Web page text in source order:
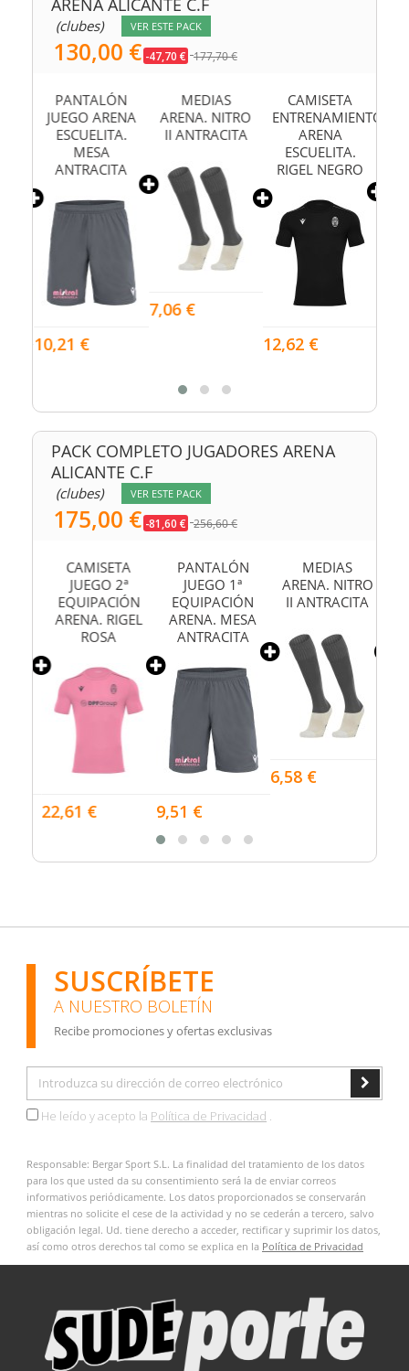
(clubes) VER ESTE PACK
130,00 € -47,70 € 177,70 €
PANTALÓN
JUEGO ARENA
ESCUELITA.
MESA
ANTRACITA
10,21 €
MEDIAS
ARENA. NITRO
II ANTRACITA
7,06 €
CAMISETA
ENTRENAMIENTO
ARENA
ESCUELITA.
RIGEL NEGRO
12,62 €
PACK COMPLETO JUGADORES ARENA
ALICANTE C.F
(clubes) VER ESTE PACK
175,00 € -81,60 € 256,60 €
CAMISETA
JUEGO 2ª
EQUIPACIÓN
ARENA. RIGEL
ROSA
22,61 €
PANTALÓN
JUEGO 1ª
EQUIPACIÓN
ARENA. MESA
ANTRACITA
9,51 €
MEDIAS
ARENA. NITRO
II ANTRACITA
6,58 €
SUSCRÍBETE
A NUESTRO BOLETÍN
Recibe promociones y ofertas exclusivas
He leído y acepto la Política de Privacidad .
Responsable: Bergar Sport S.L. La finalidad del tratamiento de los datos
para los que usted da su consentimiento será la de enviar correos
informativos periódicamente. Los datos proporcionados se conservarán
mientras no solicite el cese de la actividad y no se cederán a tercero, salvo
obligación legal. Ud. tiene derecho a acceder, rectificar y suprimir los datos,
así como otros derechos tal como se explica en la Política de Privacidad